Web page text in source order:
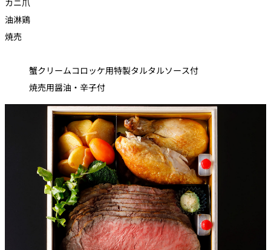
カニ爪
油淋鶏
焼売
蟹クリームコロッケ用特製タルタルソース付
焼売用醤油・辛子付